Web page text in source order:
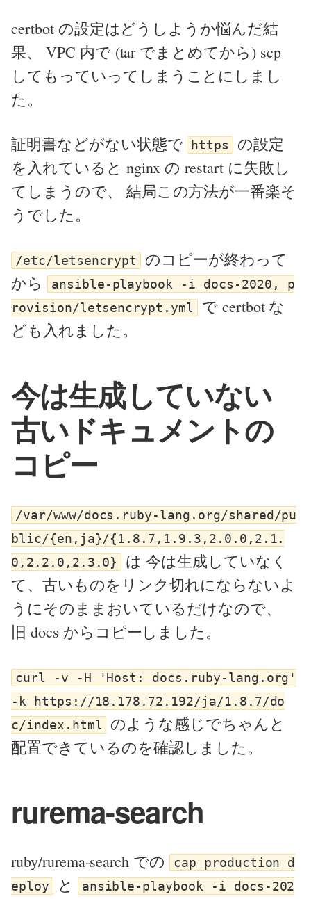
certbot の設定はどうしようか悩んだ結
果、 VPC 内で (tar でまとめてから) scp
してもっていってしまうことにしまし
た。
証明書などがない状態で https
の設定
を入れていると nginx の restart に失敗し
てしまうので、 結局この方法が一番楽そ
うでした。
/etc/letsencrypt
のコピーが終わって
から
ansible-playbook -i docs-2020, p
rovision/letsencrypt.yml で certbot な
ども入れました。
今は生成していない
古いドキュメントの
コピー
/var/www/docs.ruby-lang.org/shared/pu
blic/{en,ja}/{1.8.7,1.9.3,2.0.0,2.1.
0,2.2.0,2.3.0}
は 今は生成していなく
て、古いものをリンク切れにならないよ
うにそのままおいているだけなので、
旧 docs からコピーしました。
curl -v -H 'Host: docs.ruby-lang.org'
-k https://18.178.72.192/ja/1.8.7/do
c/index.html
のような感じでちゃんと
配置できているのを確認しました。
rurema-search
ruby/rurema-search での cap production d
eploy と ansible-playbook -i docs-202